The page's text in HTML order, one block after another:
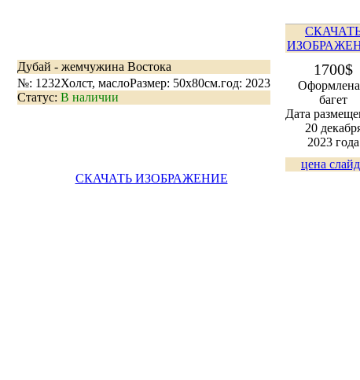
Дубай - жемчужина Востока
№: 1232Холст, маслоРазмер: 50х80см.год: 2023
Статус: В наличии
1700$
багет
Дата
20
2023 года
цена
СКАЧАТЬ ИЗОБРАЖЕНИЕ